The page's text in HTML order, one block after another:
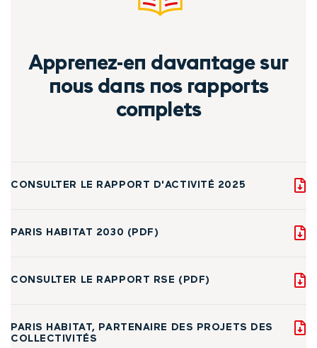
Apprenez-en davantage sur
nous dans nos rapports
complets
CONSULTER LE RAPPORT D'ACTIVITÉ 2025
PARIS HABITAT 2030 (PDF)
CONSULTER LE RAPPORT RSE (PDF)
PARIS HABITAT, PARTENAIRE DES PROJETS DES
COLLECTIVITÉS